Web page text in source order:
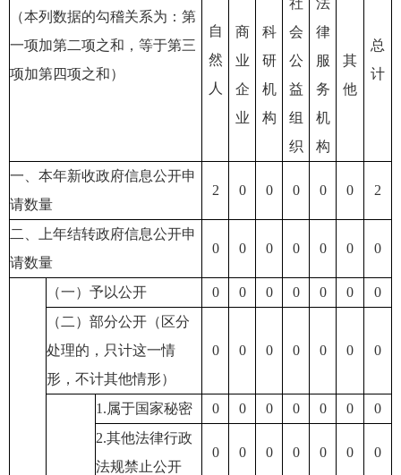
（本列数据的勾稽关系为：第
一项加第二项之和，等于第三
项加第四项之和）
自
然
人
总
计
商
业
企
业
科
研
机
构
会
公
益
组
织
律
服
务
机
构
其
他
一、本年新收政府信息公开申
请数量
2 0 0 0 0 0 2
二、上年结转政府信息公开申
请数量
0 0 0 0 0 0 0
（一）予以公开 0 0 0 0 0 0
0
（二）部分公开（区分
处理的，只计这一情
形，不计其他情形）
0 0 0 0 0 0 0
1.属于国家秘密 0 0 0 0 0 0
0
2.其他法律行政
法规禁止公开
0 0 0 0 0 0 0